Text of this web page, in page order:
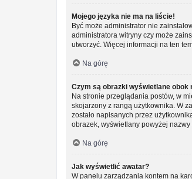
Mojego języka nie ma na liście!
Być może administrator nie
administratora witryny czy może
utworzyć. Więcej informacji na ten
Na górę
Czym są obrazki wyświetlane obok
Na stronie przeglądania postów, w
skojarzony z rangą użytkownika. W
zostało napisanych przez
obrazek, wyświetlany powyżej
Na górę
Jak wyświetlić awatar?
W panelu zarządzania kontem na